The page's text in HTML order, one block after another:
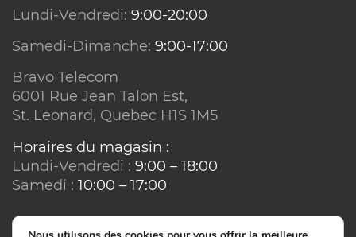
Lundi-Vendredi: 9:00-20:00
Samedi-Dimanche: 9:00-17:00
Bravo Telecom
6001 Rue Jean Talon Est,
St. Leonard, Quebec H1S 1M5
Horaires du magasin :
Lundi-Vendredi : 9:00 – 18:00
Samedi : 10:00 – 17:00
Réseau ou technologie :